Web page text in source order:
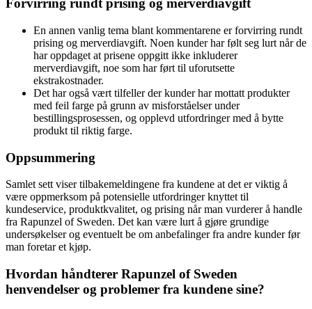
Forvirring rundt prising og merverdiavgift
En annen vanlig tema blant kommentarene er forvirring rundt
prising og merverdiavgift. Noen kunder har følt seg lurt når de
har oppdaget at prisene oppgitt ikke inkluderer
merverdiavgift, noe som har ført til uforutsette
ekstrakostnader.
Det har også vært tilfeller der kunder har mottatt produkter
med feil farge på grunn av misforståelser under
bestillingsprosessen, og opplevd utfordringer med å bytte
produkt til riktig farge.
Oppsummering
Samlet sett viser tilbakemeldingene fra kundene at det er viktig å
være oppmerksom på potensielle utfordringer knyttet til
kundeservice, produktkvalitet, og prising når man vurderer å handle
fra Rapunzel of Sweden. Det kan være lurt å gjøre grundige
undersøkelser og eventuelt be om anbefalinger fra andre kunder før
man foretar et kjøp.
Hvordan håndterer Rapunzel of Sweden
henvendelser og problemer fra kundene sine?